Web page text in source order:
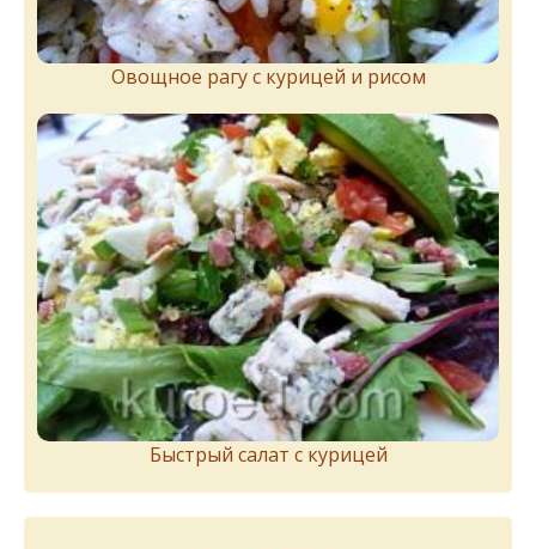
Овощное рагу с курицей и рисом
Быстрый салат с курицей